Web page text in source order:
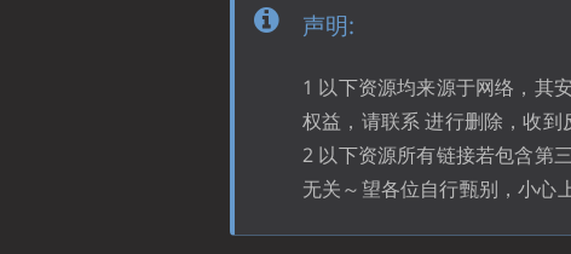
声明:
1 以下资源均来源于网络，其
权益，请联系 进行删除，收到
2 以下资源所有链接若包含第
无关～望各位自行甄别，小心